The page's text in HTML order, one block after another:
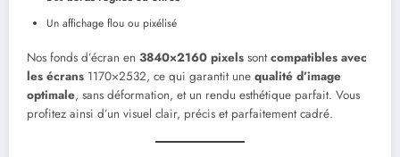
Un affichage flou ou pixélisé
Nos fonds d’écran en 3840×2160 pixels sontcompatibles avec
les écrans 1170×2532, ce qui garantit une qualité d’image
optimale, sans déformation, et un rendu esthétique parfait. Vous
profitez ainsi d’un visuel clair, précis et parfaitement cadré.